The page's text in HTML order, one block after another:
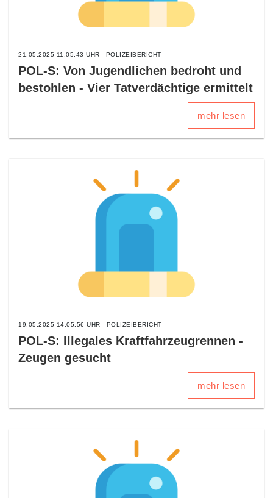
21.05.2025 11:05:43 UHR POLIZEIBERICHT
POL-S: Von Jugendlichen bedroht und
bestohlen - Vier Tatverdächtige ermittelt
mehr lesen
19.05.2025 14:05:56 UHR POLIZEIBERICHT
POL-S: Illegales Kraftfahrzeugrennen -
Zeugen gesucht
mehr lesen